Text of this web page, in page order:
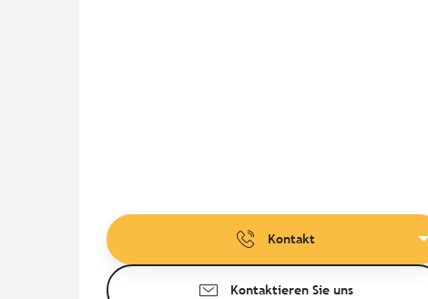
Kontakt
Kontaktieren Sie uns